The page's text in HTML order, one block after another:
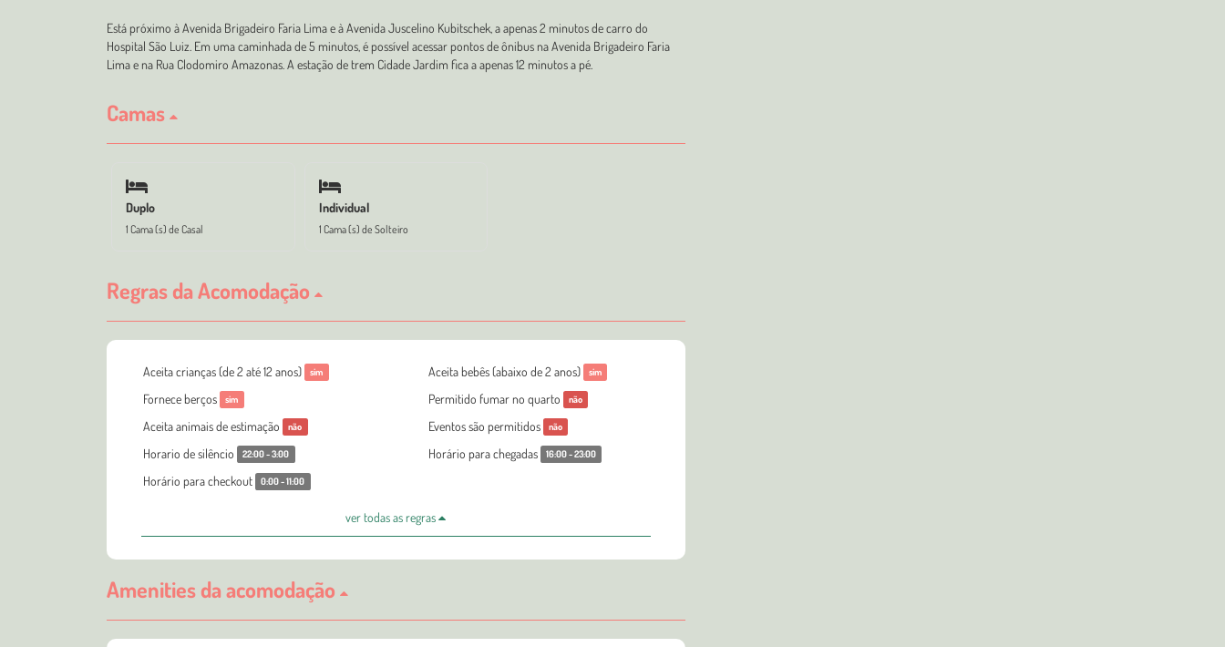
Está próximo à Avenida Brigadeiro Faria Lima e à Avenida Juscelino Kubitschek, a apenas 2 minutos de carro do
Hospital São Luiz. Em uma caminhada de 5 minutos, é possível acessar pontos de ônibus na Avenida Brigadeiro Faria
Lima e na Rua Clodomiro Amazonas. A estação de trem Cidade Jardim fica a apenas 12 minutos a pé.
Camas
Duplo
1 Cama (s) de Casal
Individual
1 Cama (s) de Solteiro
Regras da Acomodação
Aceita crianças (de 2 até 12 anos) sim Aceita bebês (abaixo de 2 anos) sim
Fornece berços sim Permitido fumar no quarto não
Aceita animais de estimação não Eventos são permitidos não
Horario de silêncio 22:00 - 3:00 Horário para chegadas 16:00 - 23:00
Horário para checkout 0:00 - 11:00
ver todas as regras
Amenities da acomodação